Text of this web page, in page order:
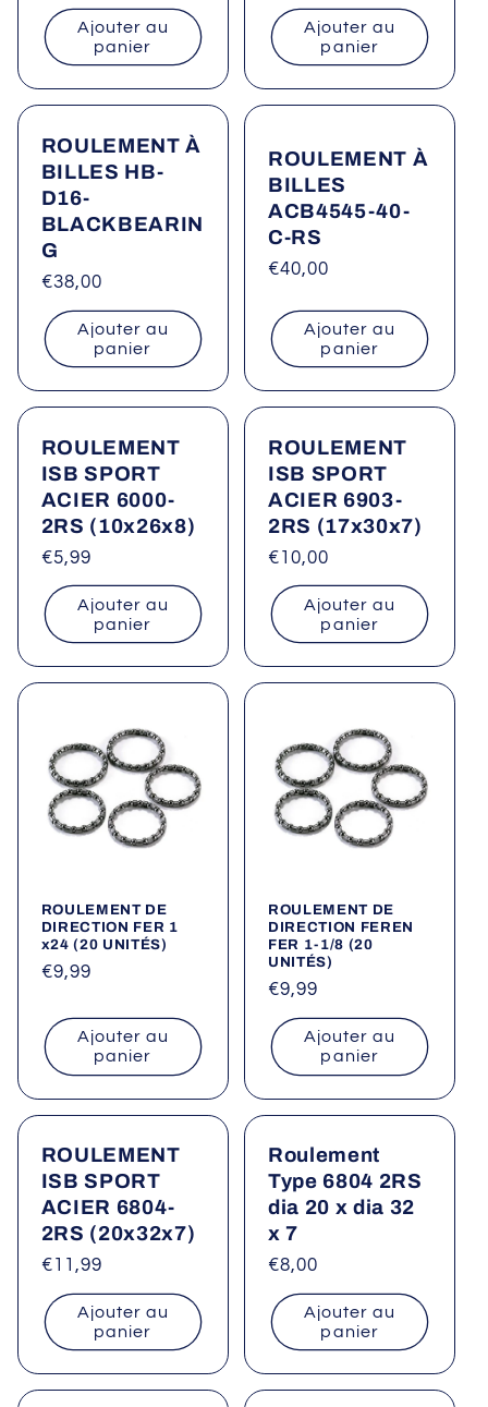
habituel
Ajouter au
panier
habituel
Ajouter au
panier
ROULEMENT À
BILLES HB-
D16-
BLACKBEARIN
G
Prix
habituel
€38,00
Ajouter au
panier
ROULEMENT À
BILLES
ACB4545-40-
C-RS
Prix
€40,00
Ajouter au
panier
ROULEMENT
ISB SPORT
ACIER 6000-
2RS (10x26x8)
Prix
habituel
€5,99
Ajouter au
panier
ROULEMENT
ISB SPORT
ACIER 6903-
2RS (17x30x7)
Prix
habituel
€10,00
Ajouter au
panier
ROULEMENT DE
DIRECTION FER 1
x24 (20 UNITÉS)
Prix
€9,99
Ajouter au
panier
ROULEMENT DE
DIRECTION FEREN
FER 1-1/8 (20
UNITÉS)
Prix
habituel
€9,99
Ajouter au
panier
ROULEMENT
ISB SPORT
ACIER 6804-
2RS (20x32x7)
Prix
habituel
€11,99
Ajouter au
panier
Roulement
Type 6804 2RS
dia 20 x dia 32
x 7
Prix
habituel
€8,00
Ajouter au
panier